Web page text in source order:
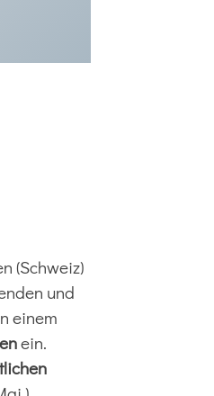
(Schweiz)
und
einem
ein.